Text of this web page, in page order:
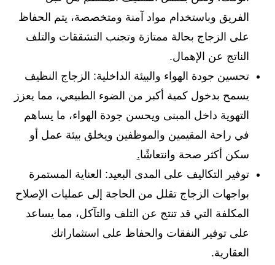
الفريق وباستخدام مواد آمنة ومتخصصة، يتم الحفاظ
على الزجاج بحالة ممتازة وتجنب التشققات والتلف
الناتج عن الإهمال.
تحسين جودة الهواء والبيئة الداخلية: الزجاج النظيف
يسمح بدخول كمية أكبر من الضوء الطبيعي، مما يعزز
التهوية داخل المبنى ويحسن جودة الهواء، ما يساهم
في راحة المقيمين والموظفين ويخلق بيئة عمل أو
سكن أكثر صحة وانتعاشًا.
توفير التكاليف على المدى البعيد: العناية المستمرة
بواجهات الزجاج تقلل من الحاجة إلى عمليات الإصلاح
المكلفة التي قد تنتج عن التلف والتآكل، مما يساعد
على توفير النفقات والحفاظ على استثماراتك
العقارية.